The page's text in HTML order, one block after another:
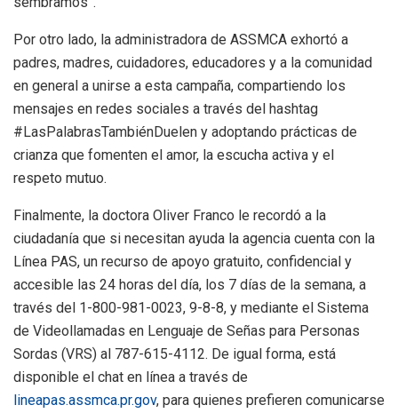
Por otro lado, la administradora de ASSMCA exhortó a
padres, madres, cuidadores, educadores y a la comunidad
en general a unirse a esta campaña, compartiendo los
mensajes en redes sociales a través del hashtag
#LasPalabrasTambiénDuelen y adoptando prácticas de
crianza que fomenten el amor, la escucha activa y el
respeto mutuo.
Finalmente, la doctora Oliver Franco le recordó a la
ciudadanía que si necesitan ayuda la agencia cuenta con la
Línea PAS, un recurso de apoyo gratuito, confidencial y
accesible las 24 horas del día, los 7 días de la semana, a
través del 1-800-981-0023, 9-8-8, y mediante el Sistema
de Videollamadas en Lenguaje de Señas para Personas
Sordas (VRS) al 787-615-4112. De igual forma, está
disponible el chat en línea a través de
lineapas.assmca.pr.gov, para quienes prefieren comunicarse